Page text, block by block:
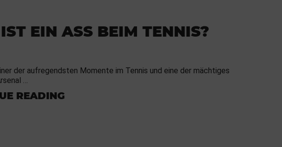
EIN ASS BEIM TENNIS?
der aufregendsten Momente im Tennis und eine der mächtiges
…
READING